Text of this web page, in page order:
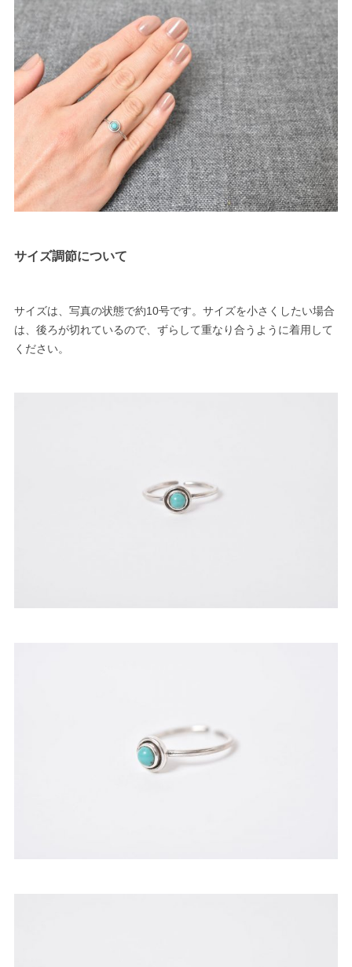
サイズ調節について
サイズは、写真の状態で約10号です。サイズを小さくしたい場合
は、後ろが切れているので、ずらして重なり合うように着用して
ください。